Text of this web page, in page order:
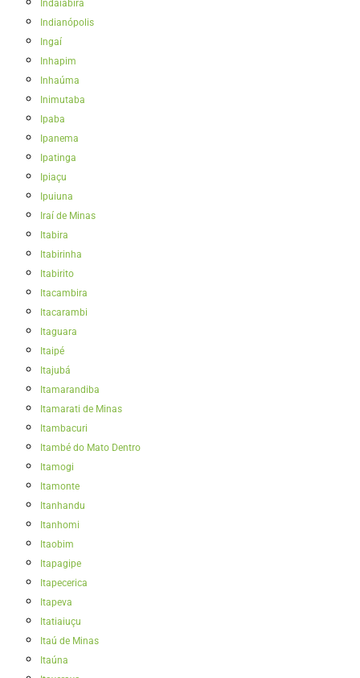
Indaiabira
Indianópolis
Ingaí
Inhapim
Inhaúma
Inimutaba
Ipaba
Ipanema
Ipatinga
Ipiaçu
Ipuiuna
Iraí de Minas
Itabira
Itabirinha
Itabirito
Itacambira
Itacarambi
Itaguara
Itaipé
Itajubá
Itamarandiba
Itamarati de Minas
Itambacuri
Itambé do Mato Dentro
Itamogi
Itamonte
Itanhandu
Itanhomi
Itaobim
Itapagipe
Itapecerica
Itapeva
Itatiaiuçu
Itaú de Minas
Itaúna